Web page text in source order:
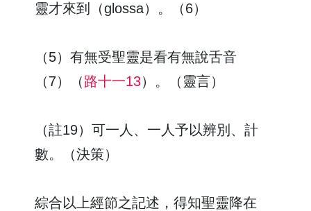
靈才來到（glossa）。（6）
（5）有無受聖靈是看有無說舌音
（7）（路十一13）。（靈言）
（註19）可一人、一人予以辨別、計
數。（決策）
綜合以上經節之記述，得知聖靈降在